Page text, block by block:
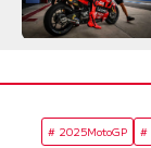
2025MotoGP